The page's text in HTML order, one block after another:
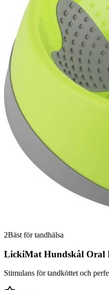
2Bäst för tandhälsa
LickiMat Hundskål Oral
Stimulans för tandköttet och